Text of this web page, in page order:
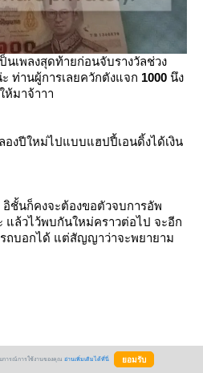
นเพลงสุดท้ายก่อนจับรางวัลช่วง
ท่านผู้การเลยควักตังแจก 1000 นึง
ห้มาจ้าาา
องปีใหม่ไปแบบแฮปปี้เอนดิ้งได้เงิน
ชั้นก็คงจะต้องขอตัวจบการอัพ
แล้วไว้พบกันใหม่คราวต่อไป จะอีก
ถบอกได้ แต่สัญญาว่าจะพยายาม
การณ์การใช้งานของคุณ อ่านเพิ่มเติมได้ที่นี่